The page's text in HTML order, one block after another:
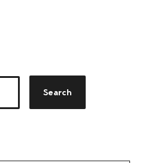
Search